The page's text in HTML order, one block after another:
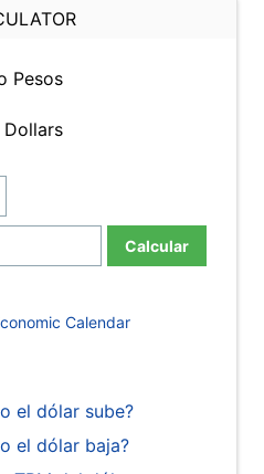
Pesos
Calcular
Calendar
el dólar sube?
el dólar baja?